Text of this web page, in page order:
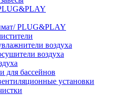
PLUG&PLAY
воздуха
воздуха
для бассейнов
установки